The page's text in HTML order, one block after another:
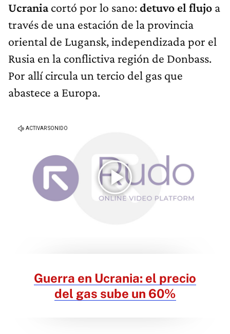
Ucraniacortó por lo sano:detuvo el flujo a
través de una estación de la provincia
oriental de Lugansk, independizada por el
Rusia en la conflictiva región de Donbass.
Por allí circula un tercio del gas que
abastece a Europa.
Guerra en Ucrania: el precio
del gas sube un 60%